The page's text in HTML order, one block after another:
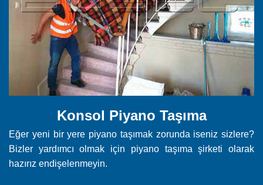
Konsol Piyano Taşıma
Eğer yeni bir yere piyano taşımak zorunda iseniz sizlere?
Bizler yardımcı olmak için piyano taşıma şirketi olarak
hazırız endişelenmeyin.